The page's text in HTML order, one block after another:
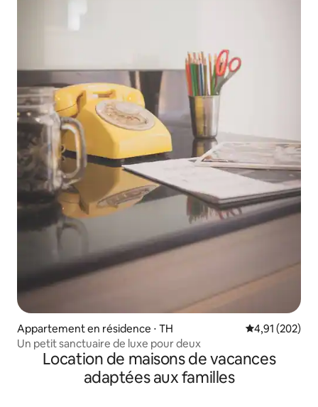
Appartement en résidence ⋅ TH Évaluation
4,91 (202)
Un petit sanctuaire de luxe pour deux
Location de maisons de vacances
adaptées aux familles